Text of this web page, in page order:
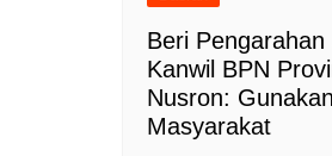
Beri
Kanwil BPN
Nusron:
Masyarakat